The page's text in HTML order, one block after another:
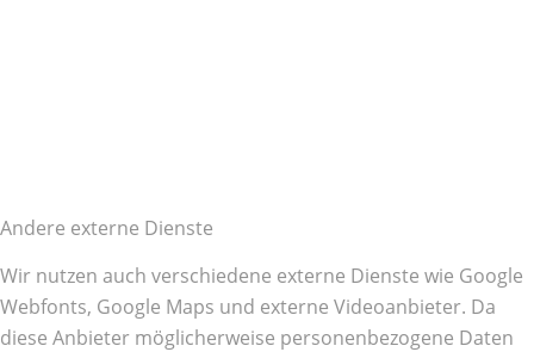
Andere externe Dienste
Wir nutzen auch verschiedene externe Dienste wie Google
Webfonts, Google Maps und externe Videoanbieter. Da
diese Anbieter möglicherweise personenbezogene Daten